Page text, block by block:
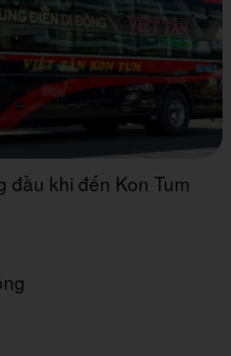
đầu khi đến Kon Tum